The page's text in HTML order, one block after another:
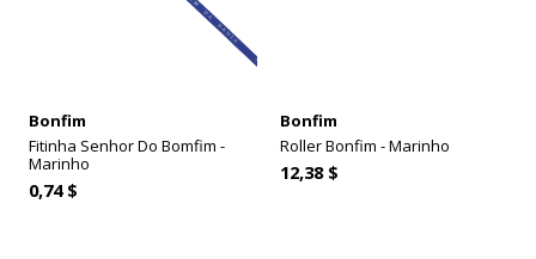
Bonfim
Fitinha Senhor Do Bomfim -
Marinho
0,74 $
Bonfim
Roller Bonfim - Marinho
12,38 $